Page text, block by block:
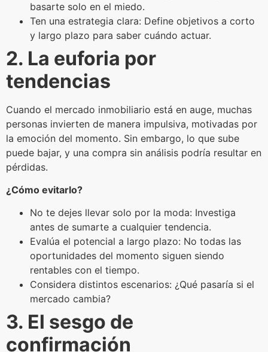
basarte solo en el miedo.
Ten una estrategia clara: Define objetivos a corto
y largo plazo para saber cuándo actuar.
2. La euforia por
tendencias
Cuando el mercado inmobiliario está en auge, muchas
personas invierten de manera impulsiva, motivadas por
la emoción del momento. Sin embargo, lo que sube
puede bajar, y una compra sin análisis podría resultar en
pérdidas.
¿Cómo evitarlo?
No te dejes llevar solo por la moda: Investiga
antes de sumarte a cualquier tendencia.
Evalúa el potencial a largo plazo: No todas las
oportunidades del momento siguen siendo
rentables con el tiempo.
Considera distintos escenarios: ¿Qué pasaría si el
mercado cambia?
3. El sesgo de
confirmación